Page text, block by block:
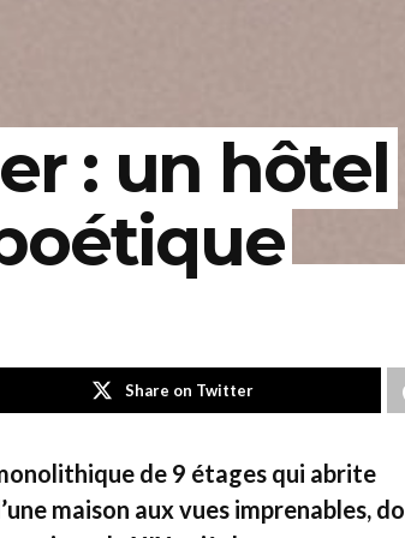
: un hôtel
Share on Twitter
de 9 étages qui abrite
maison aux vues imprenables,